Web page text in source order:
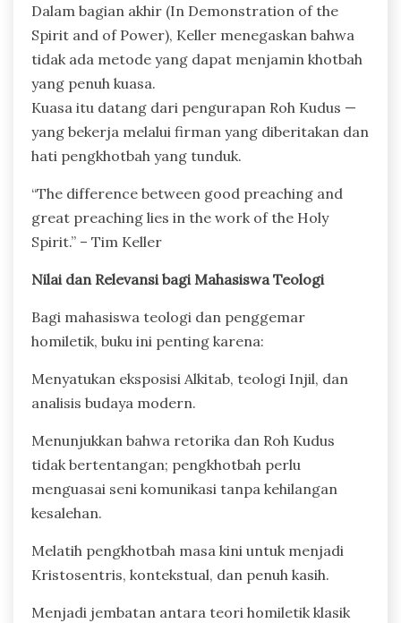
Dalam bagian akhir (In Demonstration of the
Spirit and of Power), Keller menegaskan bahwa
tidak ada metode yang dapat menjamin khotbah
yang penuh kuasa.
Kuasa itu datang dari pengurapan Roh Kudus —
yang bekerja melalui firman yang diberitakan dan
hati pengkhotbah yang tunduk.
“The difference between good preaching and
great preaching lies in the work of the Holy
Spirit.” – Tim Keller
Nilai dan Relevansi bagi Mahasiswa Teologi
Bagi mahasiswa teologi dan penggemar
homiletik, buku ini penting karena:
Menyatukan eksposisi Alkitab, teologi Injil, dan
analisis budaya modern.
Menunjukkan bahwa retorika dan Roh Kudus
tidak bertentangan; pengkhotbah perlu
menguasai seni komunikasi tanpa kehilangan
kesalehan.
Melatih pengkhotbah masa kini untuk menjadi
Kristosentris, kontekstual, dan penuh kasih.
Menjadi jembatan antara teori homiletik klasik